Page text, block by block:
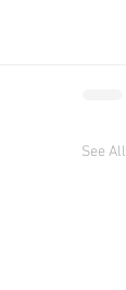
See All